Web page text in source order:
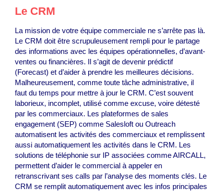
Le CRM
La mission de votre équipe commerciale ne s’arrête pas là.
Le CRM doit être scrupuleusement rempli pour le partage
des informations avec les équipes opérationnelles, d’avant-
ventes ou financières. Il s’agit de devenir prédictif
(Forecast) et d’aider à prendre les meilleures décisions.
Malheureusement, comme toute tâche administrative, il
faut du temps pour mettre à jour le CRM. C’est souvent
laborieux, incomplet, utilisé comme excuse, voire détesté
par les commerciaux. Les plateformes de sales
engagement (SEP) comme Salesloft ou Outreach
automatisent les activités des commerciaux et remplissent
aussi automatiquement les activités dans le CRM. Les
solutions de téléphonie sur IP associées comme AIRCALL,
permettent d’aider le commercial à appeler en
retranscrivant ses calls par l’analyse des moments clés. Le
CRM se remplit automatiquement avec les infos principales